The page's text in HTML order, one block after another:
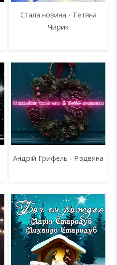
Стала новина - Тетяна
Чирик
Андрій Грифель - Різдвяна